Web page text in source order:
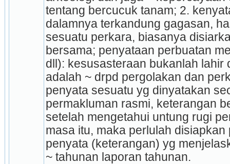
tentang ber­cucuk tanam; 2.
dalamnya terkandung gagasan,
sesuatu perkara, biasanya
bersama; penyataan perbuatan
dll): kesusasteraan bukanlah lahir
adalah ~ drpd pergolakan dan
penyata sesuatu yg dinyatakan
permakluman rasmi, keterangan
setelah mengetahui untung rugi
masa itu, maka perlulah
penyata (keterangan) yg
~ tahunan laporan ta­hunan.